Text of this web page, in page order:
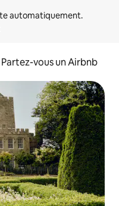
Partez-vous un Airbnb